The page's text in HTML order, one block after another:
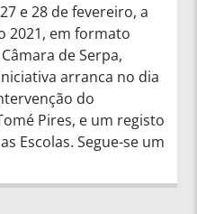
e 28 de fevereiro, a
2021, em formato
de Serpa,
arranca no dia
do
Pires, e um registo
Escolas. Segue-se um